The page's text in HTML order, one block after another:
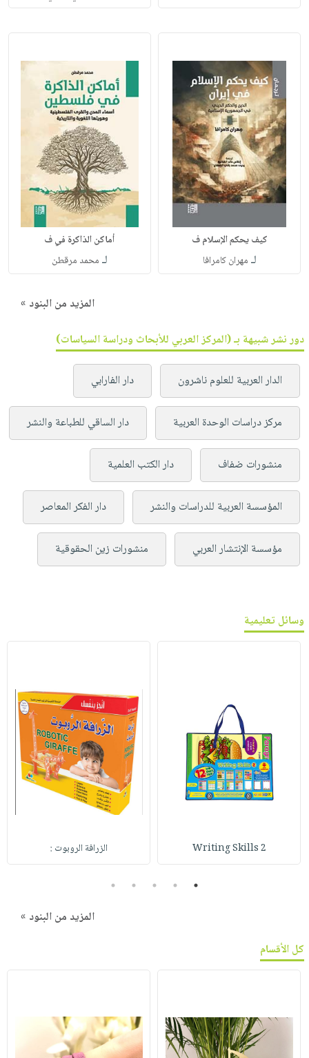
كيف يحكم الإسلام ف
لـ مهران كامرافا
أماكن الذاكرة في ف
لـ محمد مرقطن
المزيد من البنود »
دور نشر شبيهة بـ (المركز العربي للأبحاث ودراسة السياسات)
الدار العربية للعلوم ناشرون دار الفارابي
مركز دراسات الوحدة العربية دار الساقي للطباعة والنشر
منشورات ضفاف دار الكتب العلمية
المؤسسة العربية للدراسات والنشر دار الفكر المعاصر
مؤسسة الإنتشار العربي منشورات زين الحقوقية
وسائل تعليمية
Writing Skills 2 الزرافة الروبوت :
1
2
3
4
5
المزيد من البنود »
كل الأقسام